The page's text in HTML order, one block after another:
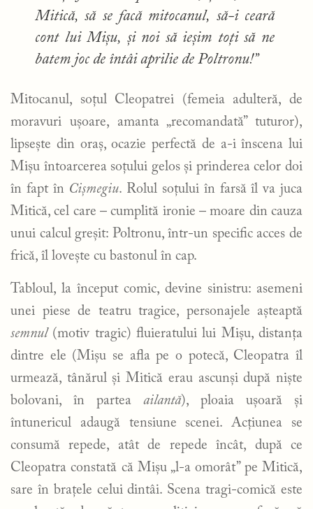
Mitică, să se facă mitocanul, să-i ceară
cont lui Mișu, și noi să ieșim toți să ne
batem joc de întâi aprilie de Poltronu!”
Mitocanul, soțul Cleopatrei (femeia adulteră, de
moravuri ușoare, amanta „recomandată” tuturor),
lipsește din oraș, ocazie perfectă de a-i înscena lui
Mișu întoarcerea soțului gelos și prinderea celor doi
în fapt în Cișmegiu. Rolul soțului în farsă îl va juca
Mitică, cel care – cumplită ironie – moare din cauza
unui calcul greșit: Poltronu, într-un specific acces de
frică, îl lovește cu bastonul în cap.
Tabloul, la început comic, devine sinistru: asemeni
unei piese de teatru tragice, personajele așteaptă
semnul (motiv tragic) fluieratului lui Mișu, distanța
dintre ele (Mișu se afla pe o potecă, Cleopatra îl
urmează, tânărul și Mitică erau ascunși după niște
bolovani, în partea ailantă), ploaia ușoară și
întunericul adaugă tensiune scenei. Acțiunea se
consumă repede, atât de repede încât, după ce
Cleopatra constată că Mișu „l-a omorât” pe Mitică,
sare în brațele celui dintâi. Scena tragi-comică este